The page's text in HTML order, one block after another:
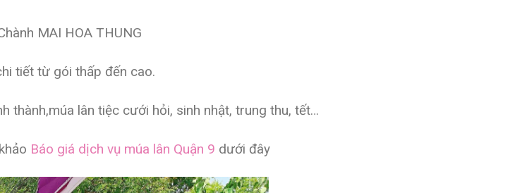
MAI HOA THUNG
tiết từ gói thấp đến cao.
thành,múa lân tiệc cưới hỏi, sinh nhật, trung thu, tết…
Báo giá dịch vụ múa lân Quận 9 dưới đây